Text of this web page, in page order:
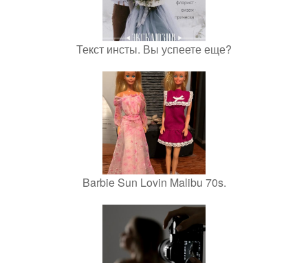
Текст инсты. Вы успеете еще?
Barbie Sun Lovin Malibu 70s.